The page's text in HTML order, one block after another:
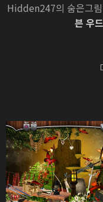
Hidden247의 숨은그
븐 우